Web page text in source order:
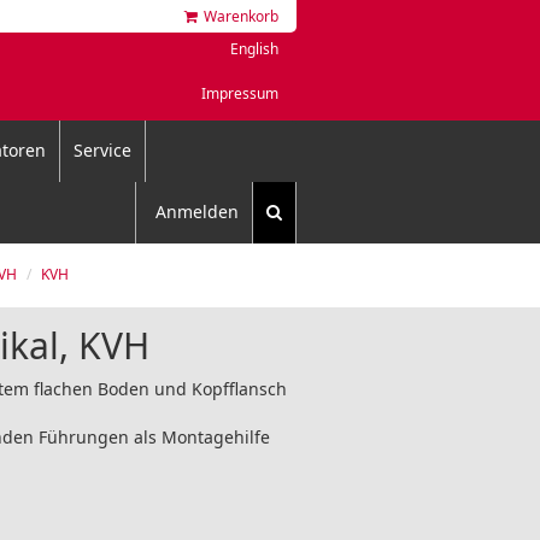
Warenkorb
English
Impressum
Service
Anmelden
KVH
KVH
flachen Boden und Kopfflansch
Führungen als Montagehilfe